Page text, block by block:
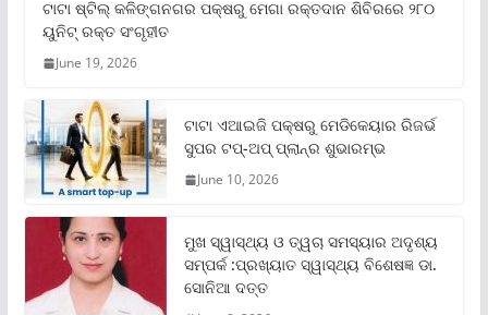
ଟାଟା ଷ୍ଟିଲ୍‌ କଳିଙ୍ଗନଗର ପକ୍ଷରୁ ମେଗା ରକ୍ତଦାନ ଶିବିରରେ ୨୮୦
ୟୁନିଟ୍‌ ରକ୍ତ ସଂଗୃହୀତ
June 19, 2026
ଟାଟା ଏଆଇଜି ପକ୍ଷରୁ ମେଡିକେୟାର ରିଜର୍ଭ
ସୁପର ଟପ୍‌-ଅପ୍ ପ୍ଲାନ୍‌ର ଶୁଭାରମ୍ଭ
June 10, 2026
ମୁଖ ସ୍ୱାସ୍ଥ୍ୟ ଓ ତ୍ୱଚା ସମସ୍ୟାର ଅଦୃଶ୍ୟ
ସମ୍ପର୍କ :ପ୍ରଖ୍ୟାତ ସ୍ୱାସ୍ଥ୍ୟ ବିଶେଷଜ୍ଞ ଡା.
ସୋନିଆ ଦତ୍ତ